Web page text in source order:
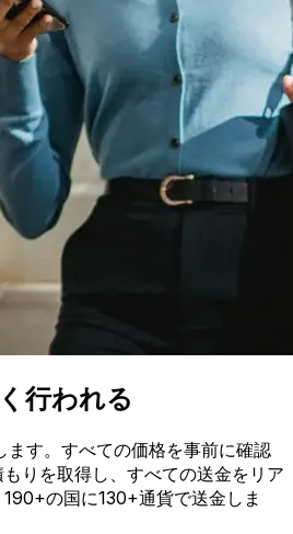
行われる
ます。すべての価格を事前に確認
りを取得し、すべての送金をリア
の国に130+通貨で送金しま